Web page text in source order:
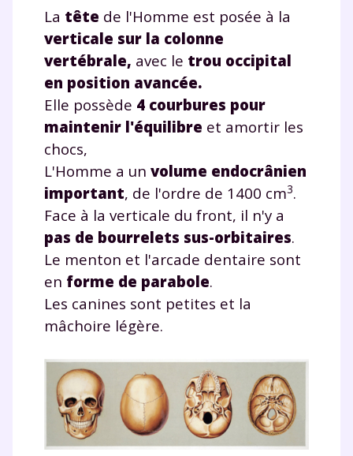
La tête de l'Homme est posée à la
verticale sur la colonne
vertébrale, avec le trou occipital
en position avancée.
Elle possède 4 courbures pour
maintenir l'équilibre et amortir les
chocs,
L'Homme a un volume endocrânien
important, de l'ordre de 1400 cm3.
Face à la verticale du front, il n'y a
pas de bourrelets sus-orbitaires.
Le menton et l'arcade dentaire sont
en forme de parabole.
Les canines sont petites et la
mâchoire légère.